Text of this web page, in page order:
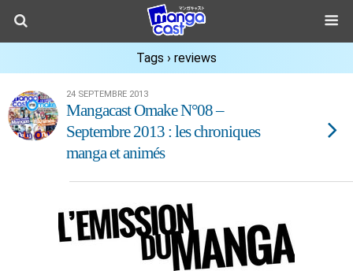
Tags › reviews
24 SEPTEMBRE 2013
Mangacast Omake N°08 –
Septembre 2013 : les chroniques
manga et animés